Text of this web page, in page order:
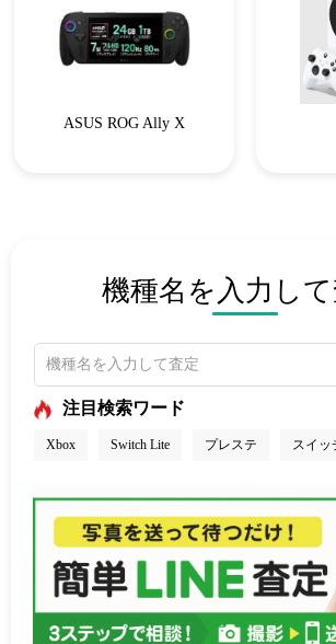
ASUS ROG Ally X
機種名を入力し
注目検索ワード
Xbox Switch Lite プレステ スイッ